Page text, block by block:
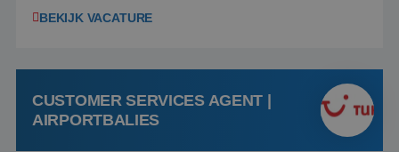
vinden. Samen maken we van elke reis een
hebt in de reisbranche of j...
BEKIJK VACATURE
CUSTOMER SERVICES AGENT |
AIRPORTBALIES